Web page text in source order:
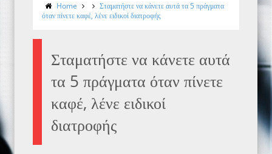
Home
Σταματήστε να κάνετε αυτά τα 5 πράγματα
όταν πίνετε καφέ, λένε ειδικοί διατροφής
Σταματήστε να κάνετε αυτά
τα 5 πράγματα όταν πίνετε
καφέ, λένε ειδικοί
διατροφής